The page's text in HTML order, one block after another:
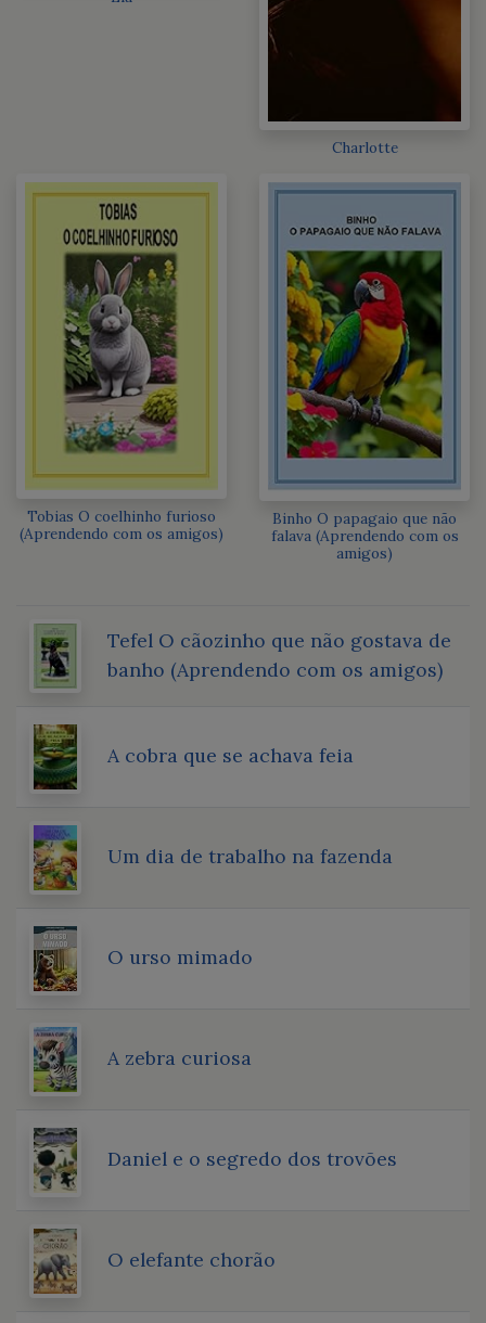
Charlotte
Tobias O coelhinho furioso
(Aprendendo com os amigos)
Binho O papagaio que não
falava (Aprendendo com os
amigos)
Tefel O cãozinho que não gostava de
banho (Aprendendo com os amigos)
A cobra que se achava feia
Um dia de trabalho na fazenda
O urso mimado
A zebra curiosa
Daniel e o segredo dos trovões
O elefante chorão